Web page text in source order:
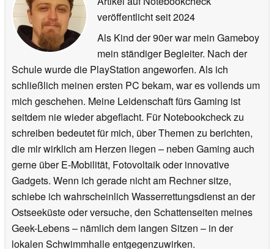
veröffentlichtseit 2024
Als Kind der 90er war mein Gameboy
mein ständiger Begleiter. Nach der
Schule wurde die PlayStation angeworfen. Als ich
schließlich meinen ersten PC bekam, war es vollends um
mich geschehen. Meine Leidenschaft fürs Gaming ist
seitdem nie wieder abgeflacht. Für Notebookcheck zu
schreiben bedeutet für mich, über Themen zu berichten,
die mir wirklich am Herzen liegen – neben Gaming auch
gerne über E-Mobilität, Fotovoltaik oder innovative
Gadgets. Wenn ich gerade nicht am Rechner sitze,
schiebe ich wahrscheinlich Wasserrettungsdienst an der
Ostseeküste oder versuche, den Schattenseiten meines
Geek-Lebens – nämlich dem langen Sitzen – in der
lokalen Schwimmhalle entgegenzuwirken.